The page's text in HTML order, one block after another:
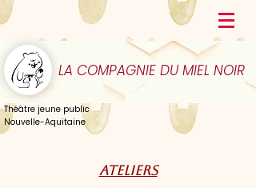
LA COMPAGNIE DU MIEL NOIR
Théâtre jeune public
Nouvelle-Aquitaine
ATELIERS